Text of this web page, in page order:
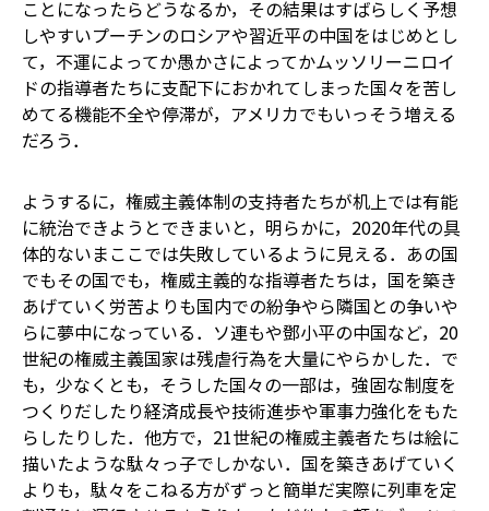
ことになったらどうなるか，その結果はすばらしく予想
しやすい――プーチンのロシアや習近平の中国をはじめとし
て，不運によってか愚かさによってかムッソリーニロイ
ドの指導者たちに支配下におかれてしまった国々を苦し
めてる機能不全や停滞が，アメリカでもいっそう増える
だろう．
ようするに，権威主義体制の支持者たちが机上では有能
に統治できようとできまいと，明らかに，2020年代の具
体的ないまここでは失敗しているように見える．あの国
でもその国でも，権威主義的な指導者たちは，国を築き
あげていく労苦よりも国内での紛争やら隣国との争いや
らに夢中になっている．ソ連もや鄧小平の中国など，20
世紀の権威主義国家は残虐行為を大量にやらかした．で
も，少なくとも，そうした国々の一部は，強固な制度を
つくりだしたり経済成長や技術進歩や軍事力強化をもた
らしたりした．他方で，21世紀の権威主義者たちは絵に
描いたような駄々っ子でしかない．国を築きあげていく
よりも，駄々をこねる方がずっと簡単だ――実際に列車を定